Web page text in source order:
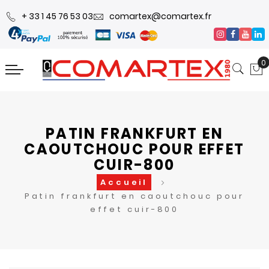
+ 33 1 45 76 53 03 comartex@comartex.fr
0
PATIN FRANKFURT EN
CAOUTCHOUC POUR EFFET
CUIR-800
Accueil
Patin frankfurt en caoutchouc pour
effet cuir-800